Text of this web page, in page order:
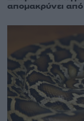
απομακρύνει από